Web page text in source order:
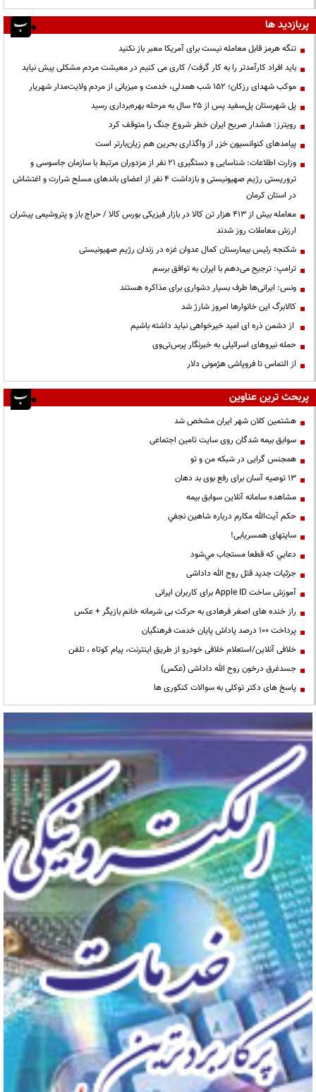
پربازدید ها
تنگه هرمز قابل معامله نیست برای آمریکا معبر باز نکنید
باید افراد کارآمدتر را به کار گرفت/ کاری می کنیم در معیشت مردم مشکلی پیش نیاید
موکب شهدای رزکان؛ ۱۵۲ شب همدلی، خدمت و میزبانی از مردم ولایت‌مدار شهریار
پل شهرستان پل‌سفید پس از ۲۵ سال به مرحله بهره‌برداری رسید
رویترز: هشدار صریح ایران خطر شروع جنگ را متوقف کرد
پیامدهای کنوانسیون خزر از واگذاری بحرین هم زیان‌بارتر است
وزارت اطلاعات: شناسایی و دستگیری ۲۱ نفر از مزدوران مرتبط با سازمان جاسوسی و
تروریستی رژیم صهیونیستی و بازداشت ۴ نفر از اعضای باندهای مسلح شرارت و اغتشاش
در استان کرمان
معامله بیش از ۴۱۳ هزار تن کالا در بازار فیزیکی بورس کالا / حراج باز و پتروشیمی پیشران
ارزش معاملات روز شدند
شکنجه رئیس بیمارستان کمال عدوان غزه در زندان رژیم صهیونیستی
ترامپ: ترجیح می‌دهم با ایران به توافق برسم
ونس: ایرانی‌ها طرف بسیار دشواری برای مذاکره هستند
کالابرگ این خانوارها امروز شارژ شد
از دشمن ذره ای امید خیرخواهی نباید داشته باشیم
حمله نیروهای اسرائیلی به خبرنگار پرس‌تی‌وی
از التماس تا فروپاشی هژمونی دلار
پربحث ترین عناوین
هشتمین کلان شهر ایران مشخص شد
سوابق بیمه شدگان روی سایت تامین اجتماعی
همجنس گرایی در شبکه من و تو
13 توصیه آسان برای رفع بوی بد دهان
مشاهده سامانه آنلاين سوابق بیمه
حكم آيت‌الله مكارم درباره شاهين نجفي
سایتهای همسریابی!
دعايي كه قطعا مستجاب مي‌شود
جزئیات جدید قتل روح الله داداشی
آموزش ساخت Apple ID برای کاربران ایرانی
راز خنده های اصغر فرهادی به حرکت بی شرمانه خانم بازیگر + عکس
پرداخت ۱۰۰ درصد پاداش پایان خدمت فرهنگیان
خلافی آنلاین/استعلام خلافی خودرو از طریق اینترنت، پیام کوتاه ، تلفن
جسدغرق درخون روح الله داداشی (عکس)
پاسخ های دکتر توکلی به سوالات کنکوری ها